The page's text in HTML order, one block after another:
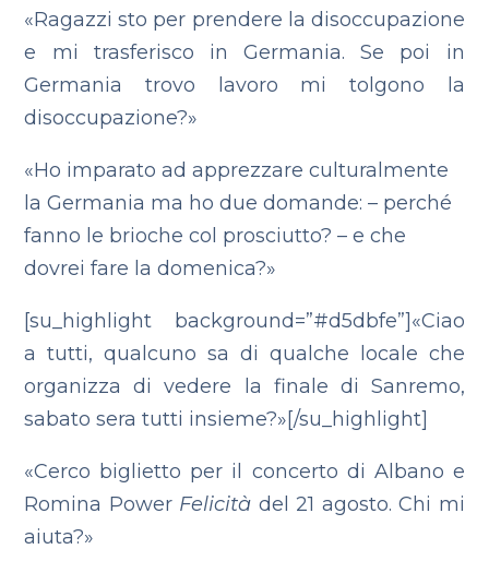
«Ragazzi sto per prendere la disoccupazione
e mi trasferisco in Germania. Se poi in
Germania trovo lavoro mi tolgono la
disoccupazione?»
«Ho imparato ad apprezzare culturalmente
la Germania ma ho due domande: – perché
fanno le brioche col prosciutto? – e che
dovrei fare la domenica?»
[su_highlight background=”#d5dbfe”]«Ciao
a tutti, qualcuno sa di qualche locale che
organizza di vedere la finale di Sanremo,
sabato sera tutti insieme?»[/su_highlight]
«Cerco biglietto per il concerto di Albano e
Romina Power Felicità del 21 agosto. Chi mi
aiuta?»